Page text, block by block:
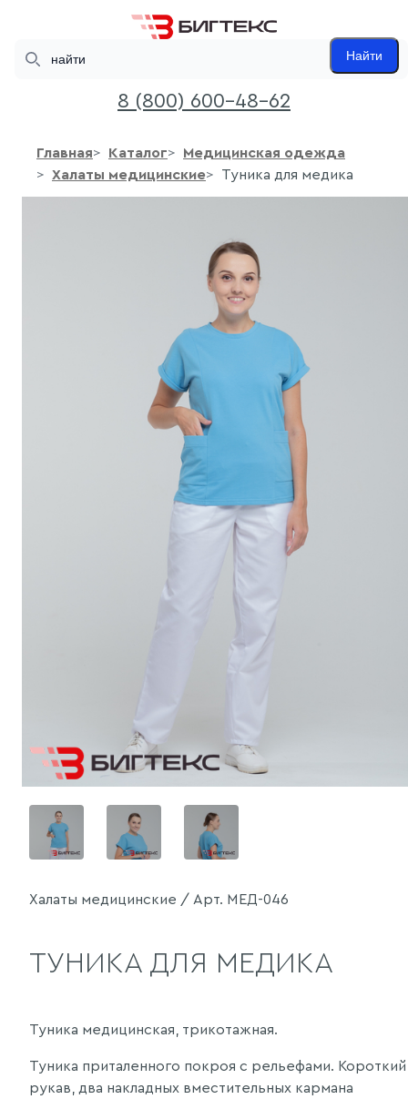
Найти
8 (800) 600-48-62
Главная Каталог
Медицинская одежда
Халаты медицинские
Туника для медика
Халаты медицинские / Арт. МЕД-046
ТУНИКА ДЛЯ МЕДИКА
Туника медицинская, трикотажная.
Туника приталенного покроя с рельефами. Короткий
рукав, два накладных вместительных кармана